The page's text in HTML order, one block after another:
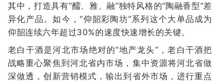
其中，打造具有“醹、雅、融”独特风格的“陶融香型”差
异化产品。如今，“仰韶彩陶坊”系列这个大单品成为
仰韶连续六年超过30%的速度快速增长的关键。
老白干酒是河北市场绝对的“地产龙头”，老白干酒把
战略重心聚焦到河北省内市场，集中资源将河北省做
深做透，创新营销模式，输出到省外市场，进行重点